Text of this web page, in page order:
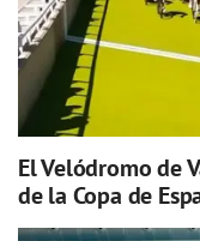
El Velódromo de
de la Copa de